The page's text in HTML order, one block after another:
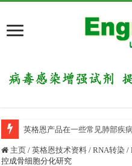
英格恩产品在一些常见肺部疾
主页 / 英格恩技术资料 / RNA转染 /
控成骨细胞分化研究